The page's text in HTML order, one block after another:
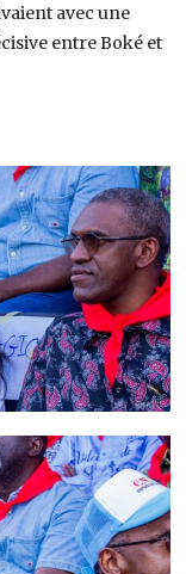
avec une
entre Boké et